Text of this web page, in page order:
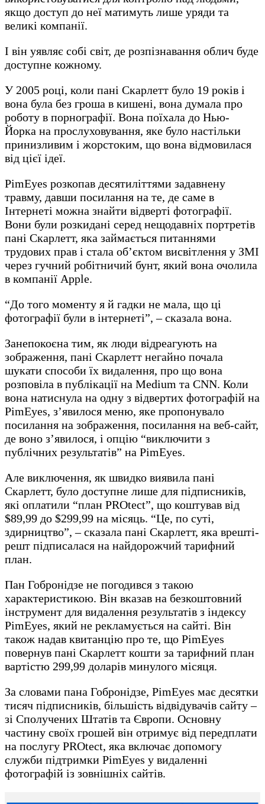
якщо доступ до неї матимуть лише уряди та
великі компанії.
І він уявляє собі світ, де розпізнавання облич буде
доступне кожному.
У 2005 році, коли пані Скарлетт було 19 років і
вона була без гроша в кишені, вона думала про
роботу в порнографії. Вона поїхала до Нью-
Йорка на прослуховування, яке було настільки
принизливим і жорстоким, що вона відмовилася
від цієї ідеї.
PimEyes розкопав десятиліттями задавнену
травму, давши посилання на те, де саме в
Інтернеті можна знайти відверті фотографії.
Вони були розкидані серед нещодавніх портретів
пані Скарлетт, яка займається питаннями
трудових прав і стала об’єктом висвітлення у ЗМІ
через гучний робітничий бунт, який вона очолила
в компанії Apple.
“До того моменту я й гадки не мала, що ці
фотографії були в інтернеті”, – сказала вона.
Занепокоєна тим, як люди відреагують на
зображення, пані Скарлетт негайно почала
шукати способи їх видалення, про що вона
розповіла в публікації на Medium та CNN. Коли
вона натиснула на одну з відвертих фотографій на
PimEyes, з’явилося меню, яке пропонувало
посилання на зображення, посилання на веб-сайт,
де воно з’явилося, і опцію “виключити з
публічних результатів” на PimEyes.
Але виключення, як швидко виявила пані
Скарлетт, було доступне лише для підписників,
які оплатили “план PROtect”, що коштував від
$89,99 до $299,99 на місяць. “Це, по суті,
здирництво”, – сказала пані Скарлетт, яка врешті-
решт підписалася на найдорожчий тарифний
план.
Пан Гобронідзе не погодився з такою
характеристикою. Він вказав на безкоштовний
інструмент для видалення результатів з індексу
PimEyes, який не рекламується на сайті. Він
також надав квитанцію про те, що PimEyes
повернув пані Скарлетт кошти за тарифний план
вартістю 299,99 доларів минулого місяця.
За словами пана Гобронідзе, PimEyes має десятки
тисяч підписників, більшість відвідувачів сайту –
зі Сполучених Штатів та Європи. Основну
частину своїх грошей він отримує від передплати
на послугу PROtect, яка включає допомогу
служби підтримки PimEyes у видаленні
фотографій із зовнішніх сайтів.